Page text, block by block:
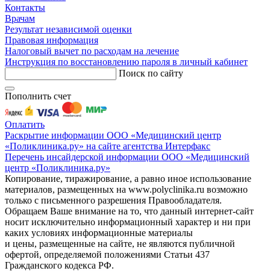
Контакты
Врачам
Результат независимой оценки
Правовая информация
Налоговый вычет по расходам на лечение
Инструкция по восстановлению пароля в личный кабинет
Поиск по сайту
Пополнить счет
Оплатить
Раскрытие информации ООО «Медицинский центр
«Поликлиника.ру» на сайте агентства Интерфакс
Перечень инсайдерской информации ООО «Медицинский
центр «Поликлиника.ру»
Копирование, тиражирование, а равно иное использование
материалов, размещенных на www.polyclinika.ru возможно
только с письменного разрешения Правообладателя.
Обращаем Ваше внимание на то, что данный интернет-сайт
носит исключительно информационный характер и ни при
каких условиях информационные материалы
и цены, размещенные на сайте, не являются публичной
офертой, определяемой положениями Статьи 437
Гражданского кодекса РФ.